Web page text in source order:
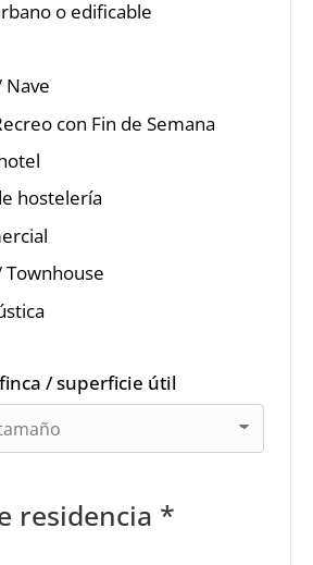
o edificable
Nave
con Fin de Semana
hostelería
Townhouse
/ superficie útil
residencia *